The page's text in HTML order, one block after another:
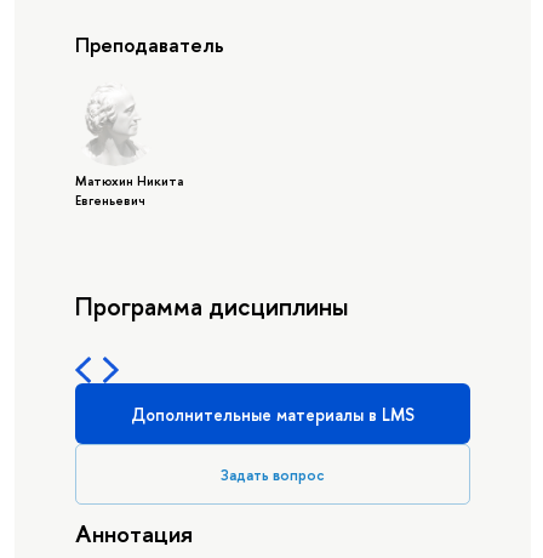
Преподаватель
Матюхин Никита
Евгеньевич
Программа дисциплины
Дополнительные материалы в LMS
Задать вопрос
Аннотация